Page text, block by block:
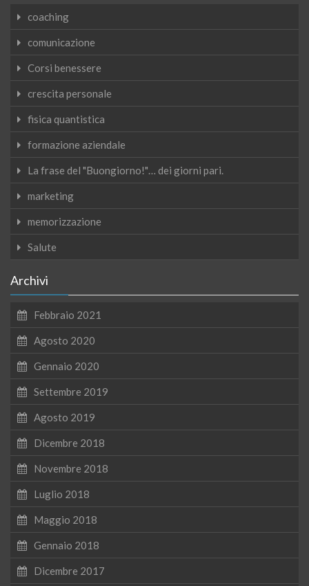
coaching
comunicazione
Corsi benessere
crescita personale
fisica quantistica
formazione aziendale
La frase del "Buongiorno!"… dei giorni pari.
marketing
memorizzazione
Salute
Archivi
Febbraio 2021
Agosto 2020
Gennaio 2020
Settembre 2019
Agosto 2019
Dicembre 2018
Novembre 2018
Luglio 2018
Maggio 2018
Gennaio 2018
Dicembre 2017